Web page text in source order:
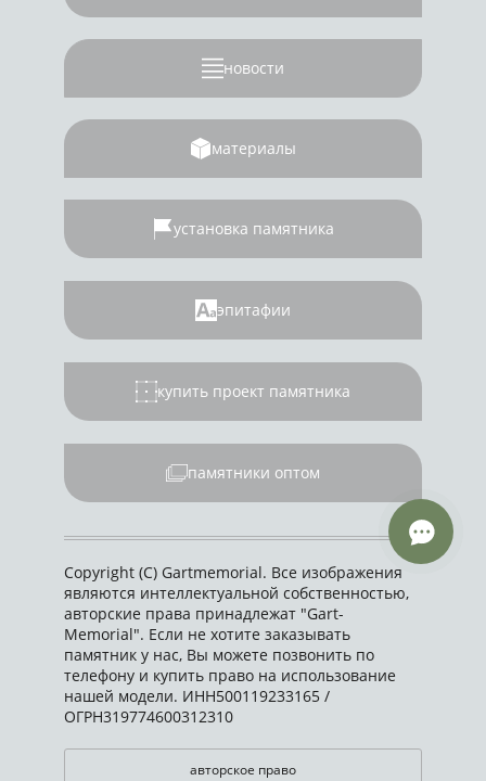
новости
материалы
установка памятника
эпитафии
купить проект памятника
памятники оптом
Copyright (C) Gartmemorial. Все изображения
являются интеллектуальной собственностью,
авторские права принадлежат "Gart-
Memorial". Если не хотите заказывать
памятник у нас, Вы можете позвонить по
телефону и купить право на использование
нашей модели. ИНН500119233165 /
ОГРН319774600312310
авторское право